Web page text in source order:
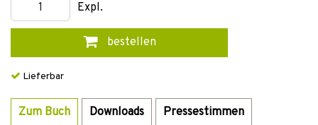
Expl.
bestellen
Lieferbar
Zum Buch Downloads Pressestimmen